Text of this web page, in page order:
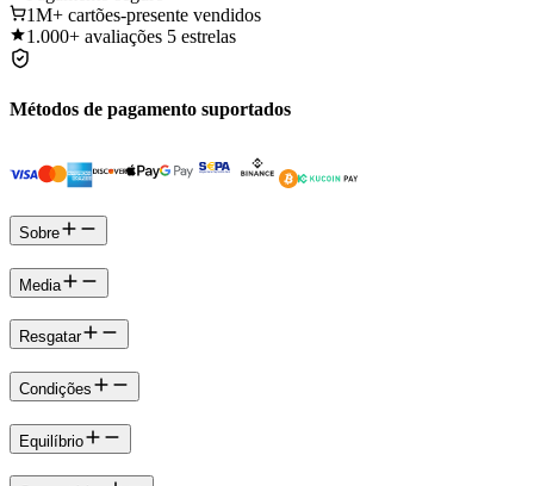
1M+ cartões-presente vendidos
1.000+ avaliações 5 estrelas
Métodos de pagamento suportados
Sobre
Media
Resgatar
Condições
Equilíbrio